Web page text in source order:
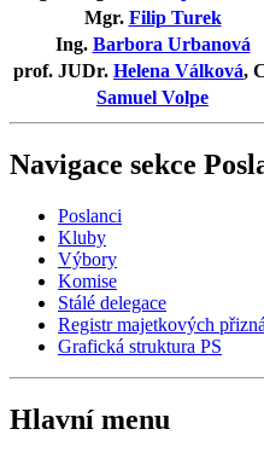
Mgr. Filip Turek
Ing. Barbora Urbanová
prof. JUDr. Helena Válková,
Samuel Volpe
Navigace sekce
Poslanci
Kluby
Výbory
Komise
Stálé delegace
Registr majetkových
Grafická struktura PS
Hlavní menu